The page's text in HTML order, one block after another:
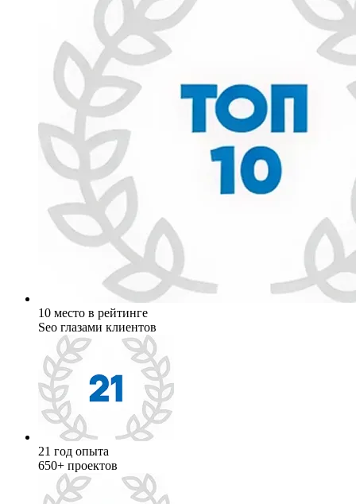
10 место в рейтинге
Seo глазами клиентов
21 год опыта
650+ проектов